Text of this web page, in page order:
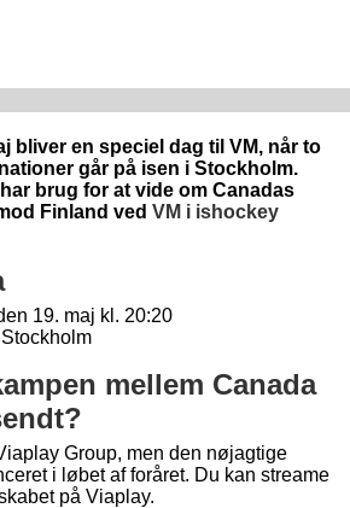
bliver en speciel dag til VM, når to
går på isen i Stockholm.
brug for at vide om Canadas
Finland ved VM i ishockey
19. maj kl. 20:20
mellem Canada
Group, men den nøjagtige
i løbet af foråret. Du kan streame
på Viaplay.